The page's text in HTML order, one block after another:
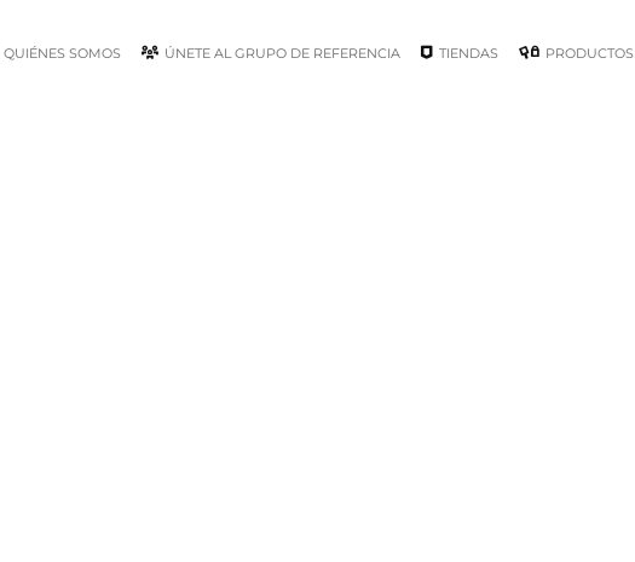
QUIÉNES SOMOS ÚNETE AL GRUPO DE REFERENCIA TIENDAS PRODUCTOS